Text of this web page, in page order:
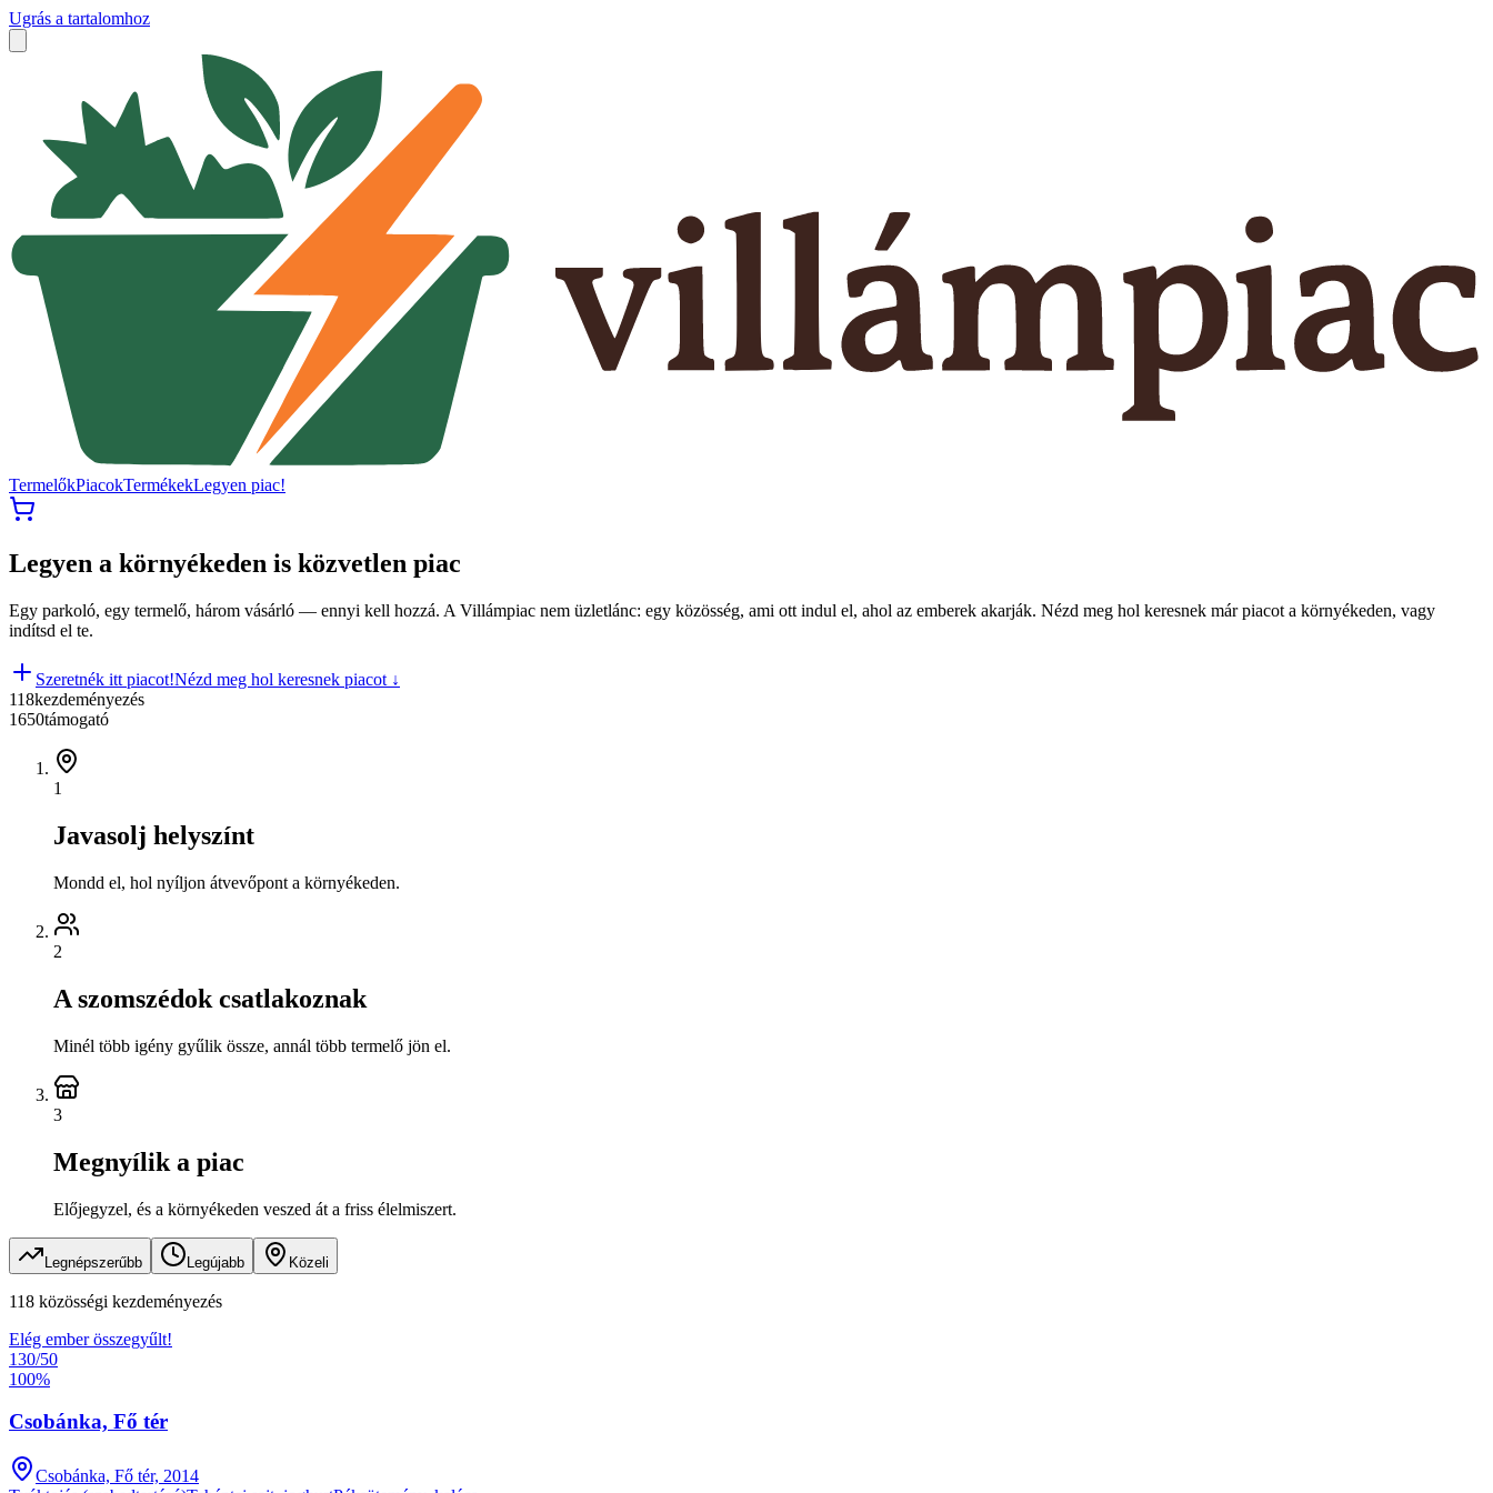
Ugrás a tartalomhoz
TermelőkPiacokTermékekLegyen piac!
Legyen a környékeden is közvetlen piac
Egy parkoló, egy termelő, három vásárló — ennyi kell hozzá. A Villámpiac nem üzletlánc: egy közösség, ami ott indul el, ahol az emberek akarják. Nézd meg hol keresnek már piacot a környékeden, vagy
indítsd el te.
Szeretnék itt piacot!Nézd meg hol keresnek piacot ↓
118kezdeményezés
1650támogató
1
Javasolj helyszínt
Mondd el, hol nyíljon átvevőpont a környékeden.
2
A szomszédok csatlakoznak
Minél több igény gyűlik össze, annál több termelő jön el.
3
Megnyílik a piac
Előjegyzel, és a környékeden veszed át a friss élelmiszert.
Legnépszerűbb Legújabb Közeli
118 közösségi kezdeményezés
Elég ember összegyűlt!
130/50
100%
Csobánka, Fő tér
Csobánka, Fő tér, 2014